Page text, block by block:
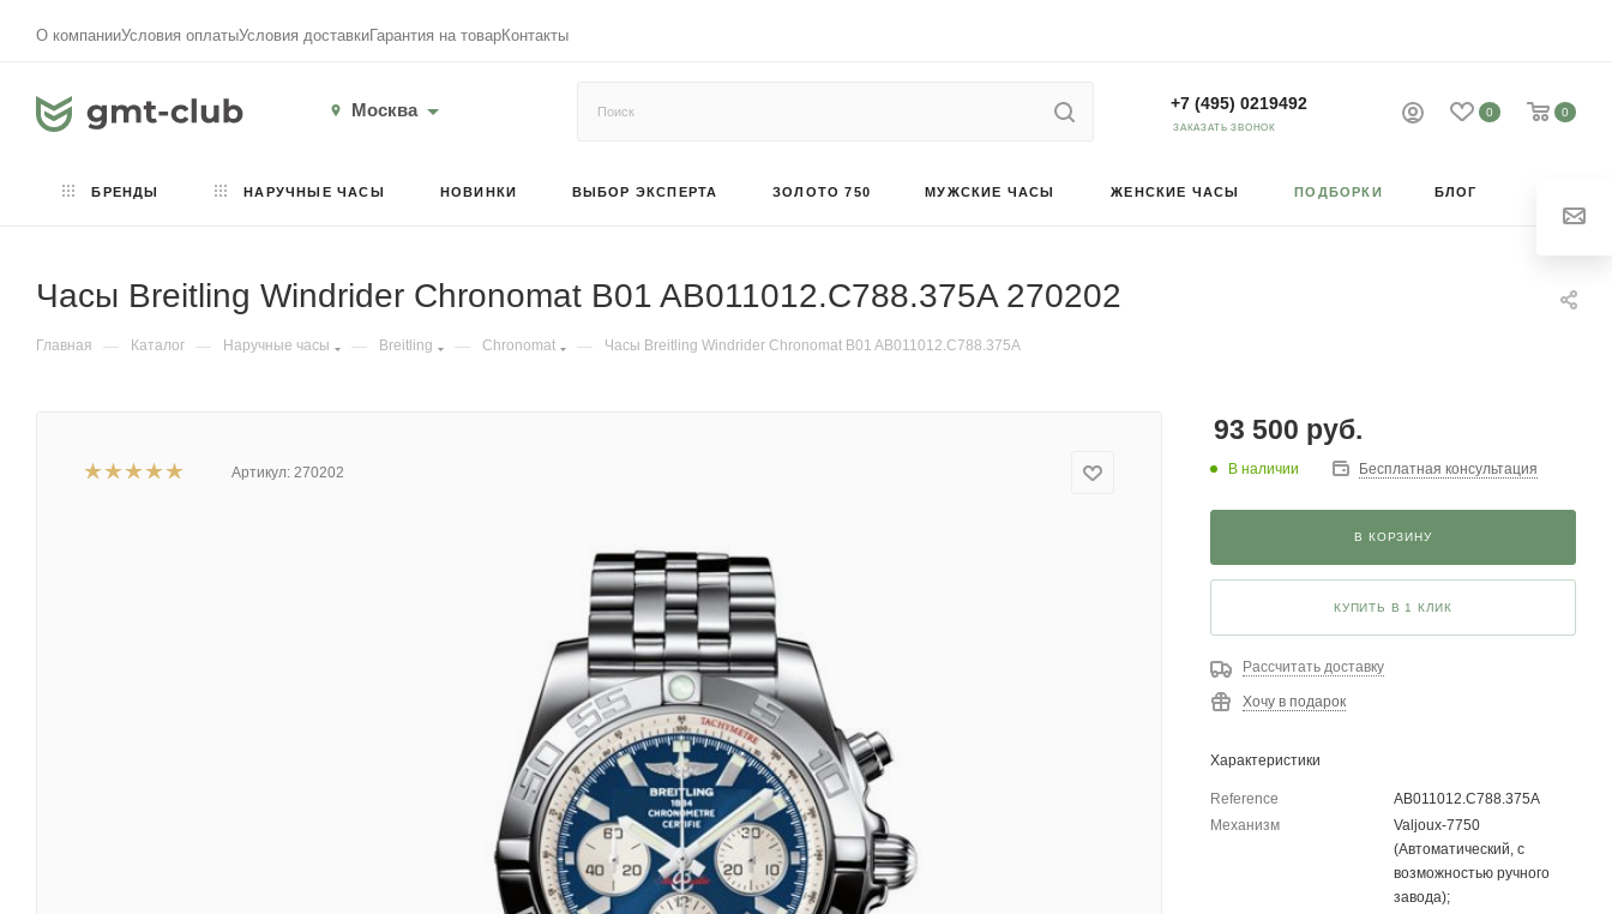
О компанииУсловия оплатыУсловия доставкиГарантия на товарКонтакты
Москва 0 0
+7 (495) 0219492
ЗАКАЗАТЬ ЗВОНОК
БРЕНДЫ НАРУЧНЫЕ ЧАСЫ НОВИНКИ ВЫБОР ЭКСПЕРТА ЗОЛОТО 750 МУЖСКИЕ ЧАСЫ ЖЕНСКИЕ ЧАСЫ ПОДБОРКИ БЛОГ
Часы Breitling Windrider Chronomat B01 AB011012.C788.375A 270202
Главная — Каталог — Наручные часы — Breitling — Chronomat — Часы Breitling Windrider Chronomat B01 AB011012.C788.375A
Артикул: 270202
93 500 руб.
В наличии Бесплатная консультация
В КОРЗИНУ
КУПИТЬ В 1 КЛИК
Рассчитать доставку
Хочу в подарок
Характеристики
Reference
AB011012.C788.375A
Механизм
Valjoux-7750
(Автоматический, с
возможностью ручного
завода);